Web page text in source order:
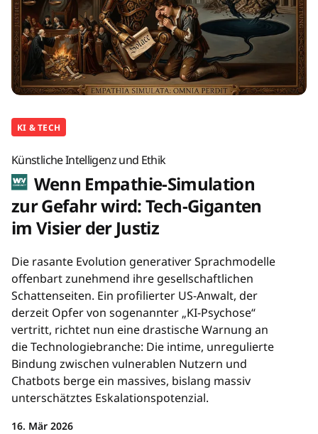
KI & TECH
Künstliche Intelligenz und Ethik
Wenn Empathie-Simulation
zur Gefahr wird: Tech-Giganten
im Visier der Justiz
Die rasante Evolution generativer Sprachmodelle
offenbart zunehmend ihre gesellschaftlichen
Schattenseiten. Ein profilierter US-Anwalt, der
derzeit Opfer von sogenannter „KI-Psychose“
vertritt, richtet nun eine drastische Warnung an
die Technologiebranche: Die intime, unregulierte
Bindung zwischen vulnerablen Nutzern und
Chatbots berge ein massives, bislang massiv
unterschätztes Eskalationspotenzial.
16. Mär 2026